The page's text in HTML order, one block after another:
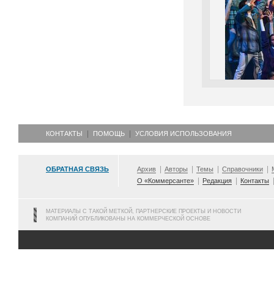
КОНТАКТЫ ПОМОЩЬ УСЛОВИЯ ИСПОЛЬЗОВАНИЯ
ОБРАТНАЯ СВЯЗЬ Архив Авторы Темы Справочники
О «Коммерсанте»
Редакция Контакты
МАТЕРИАЛЫ С ТАКОЙ МЕТКОЙ, ПАРТНЕРСКИЕ ПРОЕКТЫ И НОВОСТИ
КОМПАНИЙ ОПУБЛИКОВАНЫ НА КОММЕРЧЕСКОЙ ОСНОВЕ